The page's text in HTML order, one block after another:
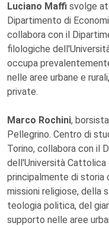
Luciano Maffi svolge
Dipartimento di
collabora con il
filologiche
occupa
nelle aree urbane e
private.
Marco Rochini,
Pellegrino. Centro di
Torino, collabora con il
dell'Università Cattolica
principalmente di storia
missioni religiose, della
teologia politica, del
supporto nelle aree